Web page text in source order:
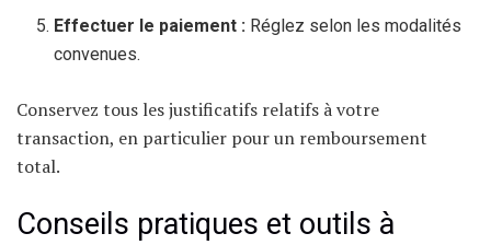
Effectuer le paiement : Réglez selon les modalités
convenues.
Conservez tous les justificatifs relatifs à votre
transaction, en particulier pour un remboursement
total.
Conseils pratiques et outils à